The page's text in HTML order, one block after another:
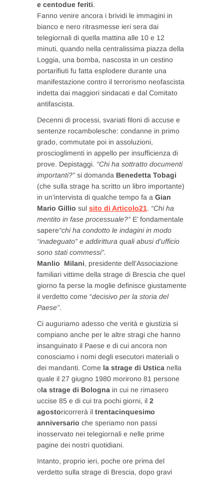
e centodue feriti.
Fanno venire ancora i brividi le immagini in
bianco e nero ritrasmesse ieri sera dai
telegiornali di quella mattina alle 10 e 12
minuti, quando nella centralissima piazza della
Loggia, una bomba, nascosta in un cestino
portarifiuti fu fatta esplodere durante una
manifestazione contro il terrorismo neofascista
indetta dai maggiori sindacati e dal Comitato
antifascista.
Decenni di processi, svariati filoni di accuse e
sentenze rocambolesche: condanne in primo
grado, commutate poi in assoluzioni,
proscioglimenti in appello per insufficienza di
prove. Depistaggi. “Chi ha sottratto documenti
importanti?” si domanda Benedetta Tobagi
(che sulla strage ha scritto un libro importante)
in un’intervista di qualche tempo fa a Gian
Mario Gillio sul sito di Articolo21. “Chi ha
mentito in fase processuale?” E’ fondamentale
sapere“chi ha condotto le indagini in modo
“inadeguato” e addirittura quali abusi d’ufficio
sono stati commessi”.
Manlio Milani, presidente dell’Associazione
familiari vittime della strage di Brescia che quel
giorno fa perse la moglie definisce giustamente
il verdetto come “decisivo per la storia del
Paese”.
Ci auguriamo adesso che verità e giustizia si
compiano anche per le altre stragi che hanno
insanguinato il Paese e di cui ancora non
conosciamo i nomi degli esecutori materiali o
dei mandanti. Come la strage di Ustica nella
quale il 27 giugno 1980 morirono 81 persone
ola strage di Bologna in cui ne rimasero
uccise 85 e di cui tra pochi giorni, il 2
agostoricorrerà il trentacinquesimo
anniversario che speriamo non passi
inosservato nei telegiornali e nelle prime
pagine dei nostri quotidiani.
Intanto, proprio ieri, poche ore prima del
verdetto sulla strage di Brescia, dopo gravi